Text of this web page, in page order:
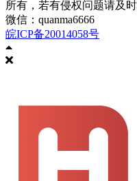
所有，若有侵权问题请及
微信：quanma6666
皖ICP备20014058号